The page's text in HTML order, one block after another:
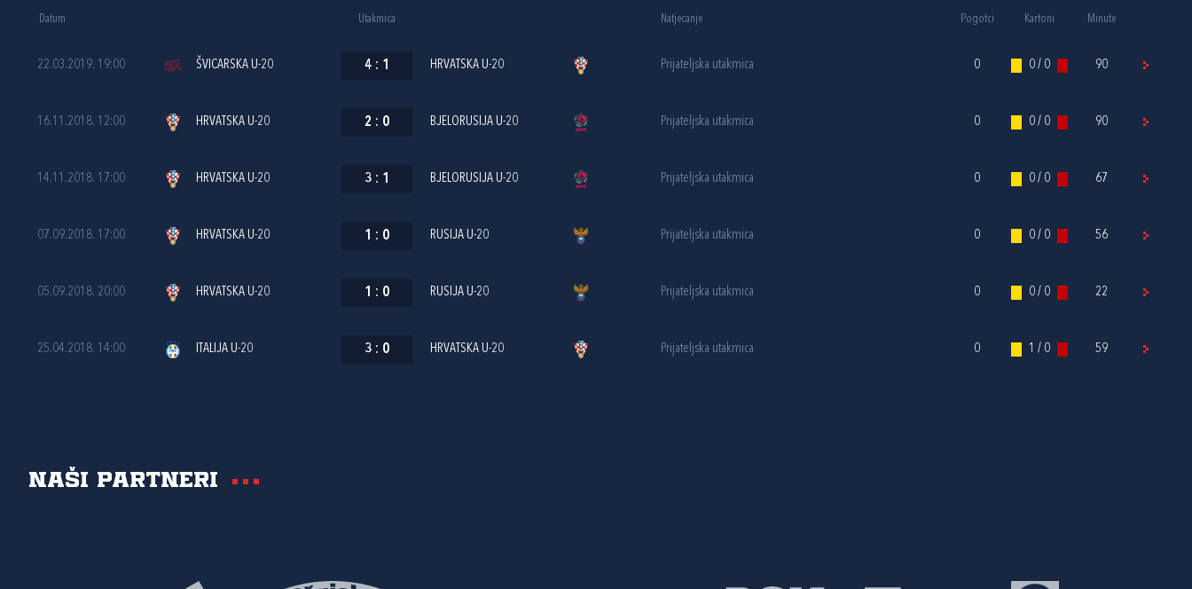
Datum Utakmica Natjecanje Pogotci Kartoni Minute
22.03.2019. 19:00 ŠVICARSKA U-20 4 : 1 HRVATSKA U-20 Prijateljska utakmica 0 0 / 0 90
16.11.2018. 12:00 HRVATSKA U-20 2 : 0 BJELORUSIJA U-20 Prijateljska utakmica 0 0 / 0 90
14.11.2018. 17:00 HRVATSKA U-20 3 : 1 BJELORUSIJA U-20 Prijateljska utakmica 0 0 / 0 67
07.09.2018. 17:00 HRVATSKA U-20 1 : 0 RUSIJA U-20 Prijateljska utakmica 0 0 / 0 56
05.09.2018. 20:00 HRVATSKA U-20 1 : 0 RUSIJA U-20 Prijateljska utakmica 0 0 / 0 22
25.04.2018. 14:00 ITALIJA U-20 3 : 0 HRVATSKA U-20 Prijateljska utakmica 0 1 / 0 59
Naši partneri